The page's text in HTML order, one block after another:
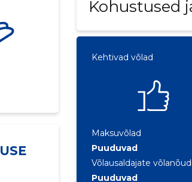
Kohustused
Kehtivad võlad
Maksuvõlad
Puuduvad
Võlausaldajate
Puuduvad